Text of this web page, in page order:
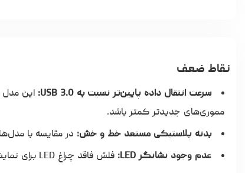
نقاط ضعف
سرعت انتقال داده پایین‌تر نسبت به USB 3.0:
مموری‌های جدیدتر کمتر باشد.
بدنه پلاستیکی مستعد خط و خش: در مقایسه با
عدم وجود نشانگر LED:
فلش فاقد چراغ LED برای نمایش وضعیت فعالیت است که ممکن است برای برخی کاربران نکته‌ای منفی باشد.